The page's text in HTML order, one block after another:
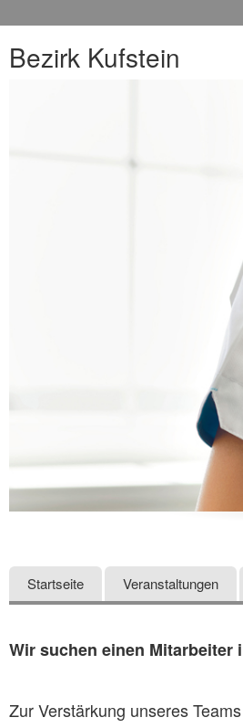
Bezirk Kufstein
Startseite Veranstaltungen
Wir suchen einen Mitarbeiter
Zur Verstärkung unseres